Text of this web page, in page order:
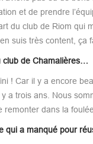
et de prendre
du club de Riom qui
suis très content, ça
club de Chamalières…
! Car il y a encore
a trois ans. Nous
dans la
qui a manqué pour